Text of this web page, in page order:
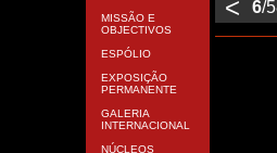
HISTÓRIA
OBJECTIVOS
ESPÓLIO
<
Item